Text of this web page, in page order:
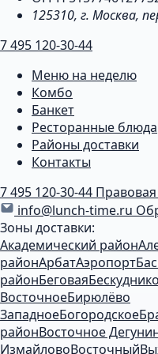
125310, г. Москва,
7 495 120-30-44
Меню на неделю
Комбо
Банкет
Ресторанные блюда
Районы доставки
Контакты
7 495 120-30-44
info@lunch-time.ru
Зоны доставки:
Академический район
районАрбатАэропорт
районБеговая
ВосточноеБирюлёво
ЗападноеБогородское
районВосточное
ИзмайловоВосточный